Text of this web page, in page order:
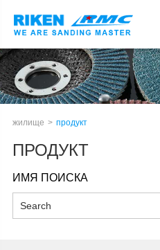
жилище продукт
ПРОДУКТ
ИМЯ ПОИСКА